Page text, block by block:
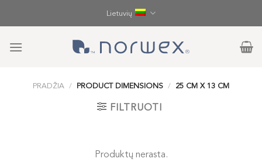
Lietuvių
PRADŽIA / PRODUCT DIMENSIONS / 25 CM X 13 CM
FILTRUOTI
Produktų nerasta.